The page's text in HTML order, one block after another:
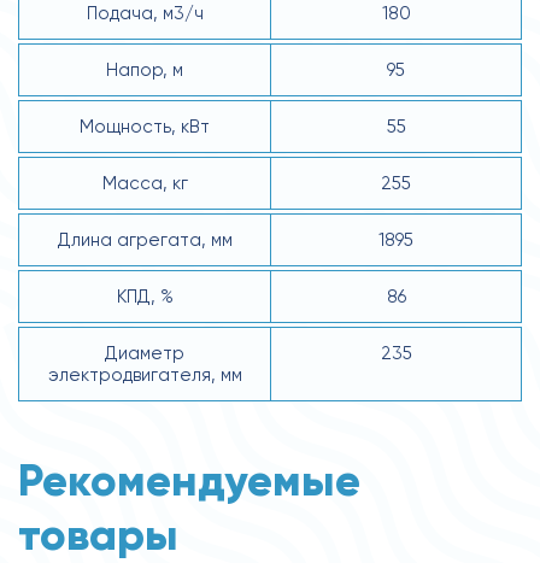
Подача, м3/ч 180
Напор, м 95
Мощность, кВт 55
Масса, кг 255
Длина агрегата, мм 1895
КПД, % 86
Диаметр
электродвигателя, мм
235
Рекомендуемые
товары